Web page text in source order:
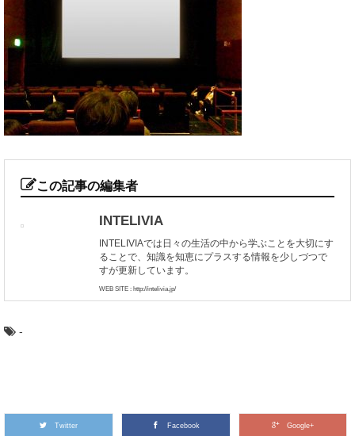
この記事の編集者
INTELIVIA
INTELIVIAでは日々の生活の中から学ぶことを大切にす
ることで、知識を知恵にプラスする情報を少しづつで
すが更新しています。
WEB SITE : http://intelivia.jp/
-
Twitter Facebook Google+